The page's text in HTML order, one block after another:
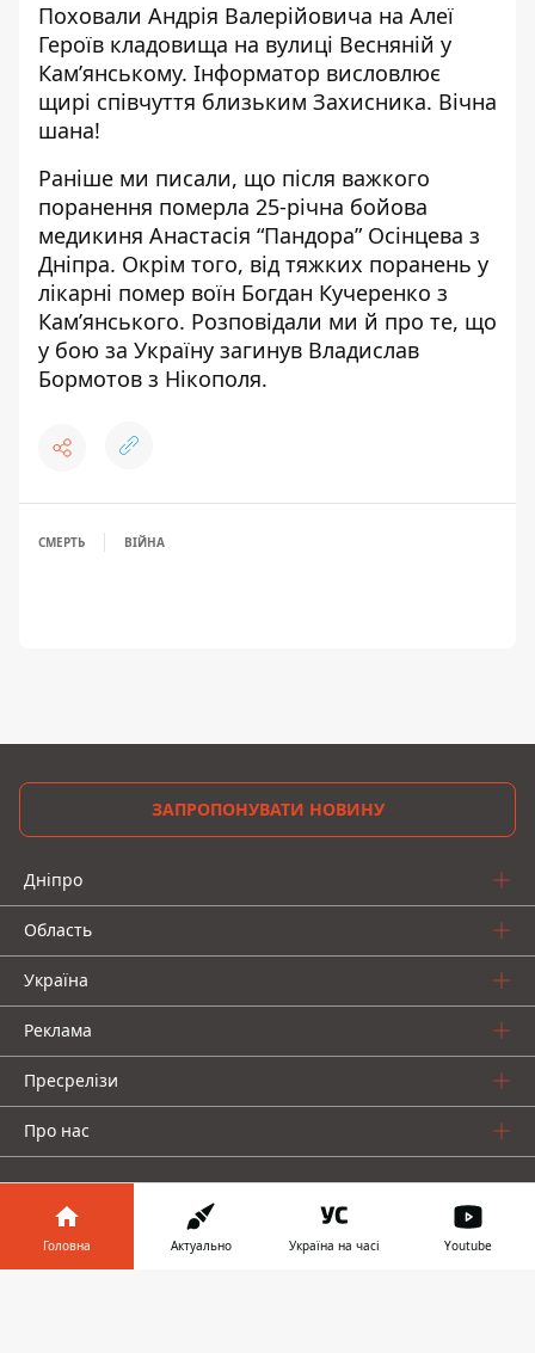
Поховали Андрія Валерійовича на Алеї
Героїв кладовища на вулиці Весняній у
Кам’янському. Інформатор висловлює
щирі співчуття близьким Захисника. Вічна
шана!
Раніше ми писали, що після важкого
поранення померла 25-річна бойова
медикиня Анастасія “Пандора” Осінцева з
Дніпра. Окрім того, від тяжких поранень у
лікарні помер воїн Богдан Кучеренко з
Кам’янського. Розповідали ми й про те, що
у бою за Україну загинув Владислав
Бормотов з Нікополя.
СМЕРТЬ ВІЙНА
ЗАПРОПОНУВАТИ НОВИНУ
Дніпро
Область
Україна
Реклама
Пресрелізи
Про нас
Головна Актуально Україна на часі Youtube